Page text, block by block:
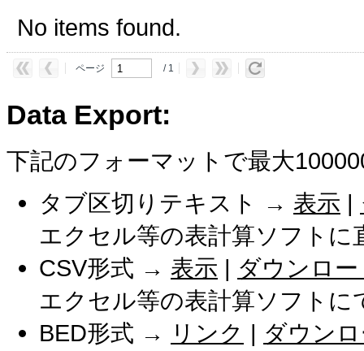
No items found.
ページ / 1
Data Export:
下記のフォーマットで最大
タブ区切りテキスト → 表示 |
エクセル等の表計算ソフトに
CSV形式 → 表示 | ダウンロー
エクセル等の表計算ソフト
BED形式 →
リンク | ダウン